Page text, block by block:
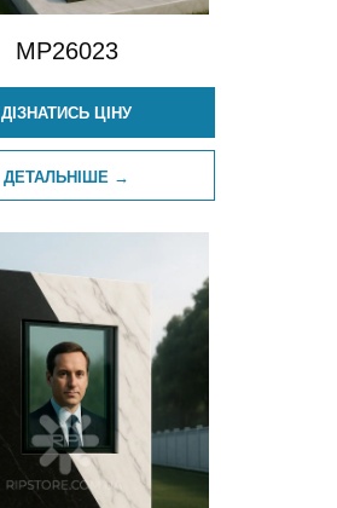
MP26023
ДІЗНАТИСЬ ЦІНУ
ДЕТАЛЬНІШЕ →